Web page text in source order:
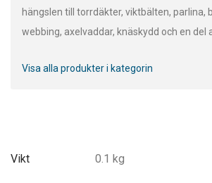
hängslen till torrdäkter, viktbälten, parlina,
webbing, axelvaddar, knäskydd och en del
Visa alla produkter i kategorin
Vikt 0.1 kg